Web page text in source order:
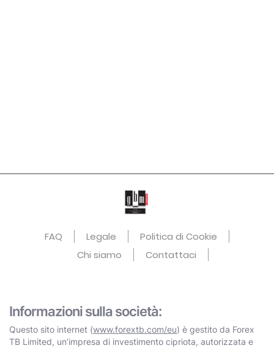
FAQ Legale
Politica di Cookie
Chi siamo
Contattaci
Informazioni sulla società:
Questo sito internet (www.forextb.com/eu) è gestito da Forex
TB Limited, un’impresa di investimento cipriota, autorizzata e